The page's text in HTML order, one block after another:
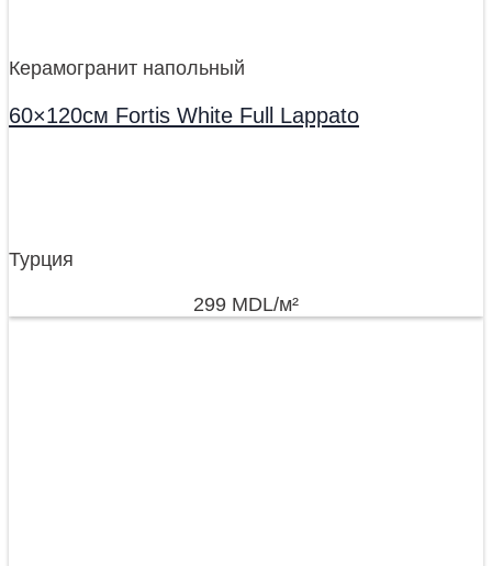
Керамогранит напольный
60×120см Fortis White Full Lappato
Турция
299 MDL/м²